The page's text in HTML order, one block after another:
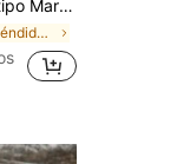
on, para uso casual/laboral, suaves y elegantes
en Espléndido Pisos De Mujer